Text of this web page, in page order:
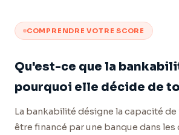
COMPRENDRE VOTRE SCORE
Qu'est-ce que la
pourquoi elle décide de
La bankabilité désigne la capacité
être financé par une banque dans